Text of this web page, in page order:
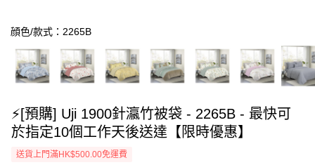
顔色/款式：2265B
⚡[預購] Uji 1900針瀛竹被袋 - 2265B - 最快可
於指定10個工作天後送達【限時優惠】
送貨上門滿HK$500.00免運費